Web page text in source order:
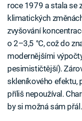
roce 1979 a stala se
klimatických
zvyšování
o 2–3,5 °C, což do
modernějšími
pesimističtější).
skleníkového efektu,
příliš nepoužíval.
by si možná sám přál.